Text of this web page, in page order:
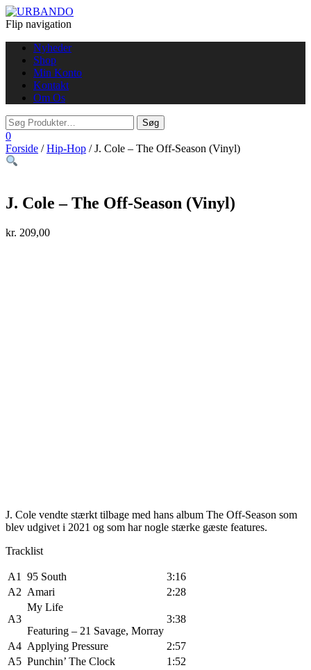
Flip navigation
Nyheder
Shop
Min Konto
Kontakt
Om Os
0
Forside /Hip-Hop / J. Cole – The Off-Season (Vinyl)
J. Cole – The Off-Season (Vinyl)
kr. 209,00
J. Cole vendte stærkt tilbage med hans album The Off-Season som
blev udgivet i 2021 og som har nogle stærke gæste features.
Tracklist
A1 95 South
3:16
A2 Amari 2:28
A3
My Life
Featuring – 21 Savage, Morray
3:38
A4 Applying Pressure
2:57
A5 Punchin’ The Clock 1:52